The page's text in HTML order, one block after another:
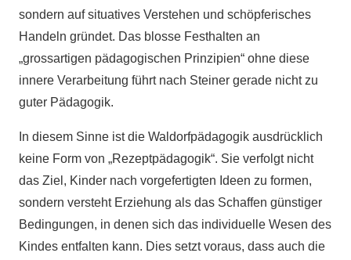
sondern auf situatives Verstehen und schöpferisches
Handeln gründet. Das blosse Festhalten an
„grossartigen pädagogischen Prinzipien“ ohne diese
innere Verarbeitung führt nach Steiner gerade nicht zu
guter Pädagogik.
In diesem Sinne ist die Waldorfpädagogik ausdrücklich
keine Form von „Rezeptpädagogik“. Sie verfolgt nicht
das Ziel, Kinder nach vorgefertigten Ideen zu formen,
sondern versteht Erziehung als das Schaffen günstiger
Bedingungen, in denen sich das individuelle Wesen des
Kindes entfalten kann. Dies setzt voraus, dass auch die